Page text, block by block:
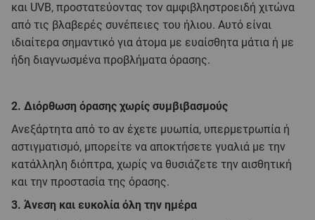
και UVB, προστατεύοντας τον αμφιβληστροειδή χιτώνα
από τις βλαβερές συνέπειες του ήλιου. Αυτό είναι
ιδιαίτερα σημαντικό για άτομα με ευαίσθητα μάτια ή με
ήδη διαγνωσμένα προβλήματα όρασης.
2. Διόρθωση όρασης χωρίς συμβιβασμούς
Ανεξάρτητα από το αν έχετε μυωπία, υπερμετρωπία ή
αστιγματισμό, μπορείτε να αποκτήσετε γυαλιά με την
κατάλληλη διόπτρα, χωρίς να θυσιάζετε την αισθητική
και την προστασία της όρασης.
3. Άνεση και ευκολία όλη την ημέρα